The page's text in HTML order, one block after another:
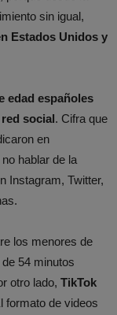
sin igual,
Estados Unidos y
edad españoles
social. Cifra que
en
hablar de la
Instagram, Twitter,
los menores de
54 minutos
otro lado, TikTok
formato de videos